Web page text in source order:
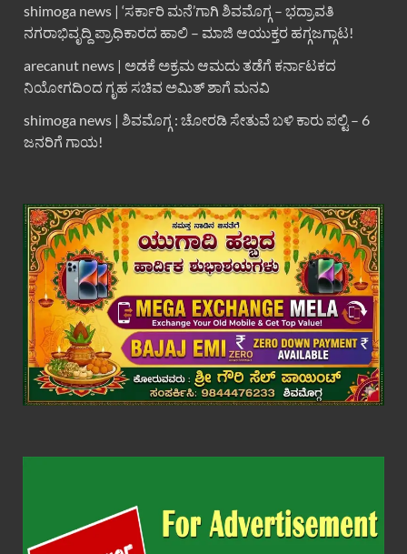
shimoga news | ‘ಸರ್ಕಾರಿ ಮನೆ’ಗಾಗಿ ಶಿವಮೊಗ್ಗ – ಭದ್ರಾವತಿ
ನಗರಾಭಿವೃದ್ದಿ ಪ್ರಾಧಿಕಾರದ ಹಾಲಿ – ಮಾಜಿ ಆಯುಕ್ತರ ಹಗ್ಗಜಗ್ಗಾಟ!
arecanut news | ಅಡಕೆ ಅಕ್ರಮ ಆಮದು ತಡೆಗೆ ಕರ್ನಾಟಕದ
ನಿಯೋಗದಿಂದ ಗೃಹ ಸಚಿವ ಅಮಿತ್ ಶಾಗೆ ಮನವಿ
shimoga news | ಶಿವಮೊಗ್ಗ : ಚೋರಡಿ ಸೇತುವೆ ಬಳಿ ಕಾರು ಪಲ್ಟಿ – 6
ಜನರಿಗೆ ಗಾಯ!